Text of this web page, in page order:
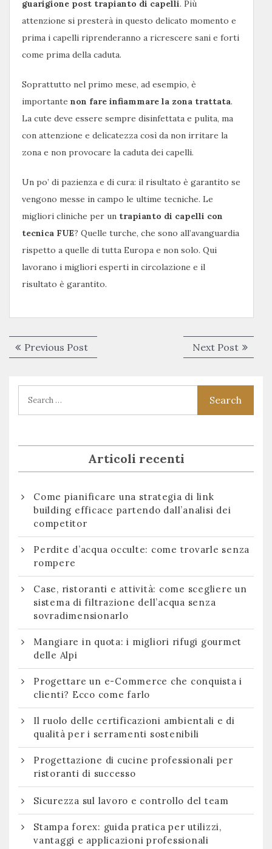
guarigione post trapianto di capelli. Più
attenzione si presterà in questo delicato momento e
prima i capelli riprenderanno a ricrescere sani e forti
come prima della caduta.
Soprattutto nel primo mese, ad esempio, è
importante non fare infiammare la zona trattata.
La cute deve essere sempre disinfettata e pulita, ma
con attenzione e delicatezza così da non irritare la
zona e non provocare la caduta dei capelli.
Un po’ di pazienza e di cura: il risultato è garantito se
vengono messe in campo le ultime tecniche. Le
migliori cliniche per un trapianto di capelli con
tecnica FUE? Quelle turche, che sono all’avanguardia
rispetto a quelle di tutta Europa e non solo. Qui
lavorano i migliori esperti in circolazione e il
risultato è garantito.
Navigazione
articoli
Previous PostPrevious
post:
Next PostNext
post:
Articoli recenti
Come pianificare una strategia di link
building efficace partendo dall’analisi dei
competitor
Perdite d’acqua occulte: come trovarle senza
rompere
Case, ristoranti e attività: come scegliere un
sistema di filtrazione dell’acqua senza
sovradimensionarlo
Mangiare in quota: i migliori rifugi gourmet
delle Alpi
Progettare un e-Commerce che conquista i
clienti? Ecco come farlo
Il ruolo delle certificazioni ambientali e di
qualità per i serramenti sostenibili
Progettazione di cucine professionali per
ristoranti di successo
Sicurezza sul lavoro e controllo del team
Stampa forex: guida pratica per utilizzi,
vantaggi e applicazioni professionali